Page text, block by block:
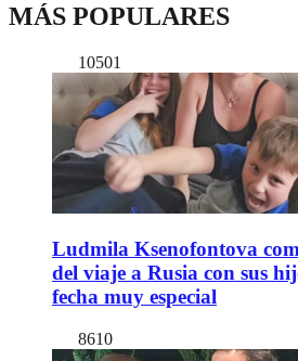
MÁS POPULARES
10501
Ludmila Ksenofontova
del viaje a Rusia con sus
fecha muy especial
8610